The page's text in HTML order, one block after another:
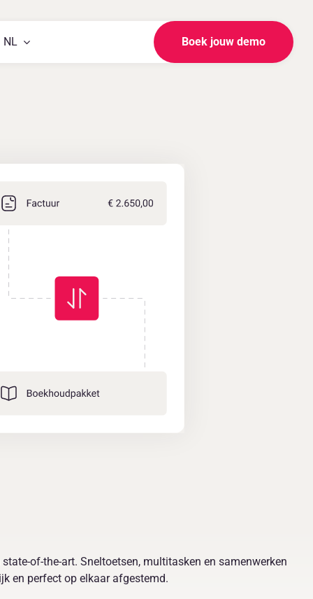
NL Boek jouw demo
of-the-art. Sneltoetsen, multitasken en samenwerken
en perfect op elkaar afgestemd.